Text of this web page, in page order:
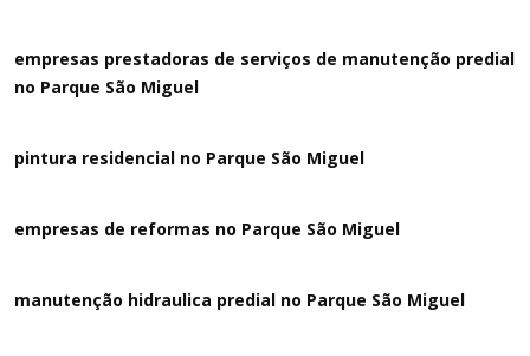
empresas prestadoras de serviços de manutenção predial
no Parque São Miguel
pintura residencial no Parque São Miguel
empresas de reformas no Parque São Miguel
manutenção hidraulica predial no Parque São Miguel